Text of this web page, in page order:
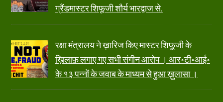
ग्रैंडमास्टर शिफूजी शौर्य भारद्वाज से.
रक्षा मंत्रालय ने ख़ारिज किए मास्टर शिफूजी के
ख़िलाफ़ लगाए गए सभी संगीन आरोप । आर॰टी॰आई॰
के १३ पन्नों के जवाब के माध्यम से हुआ ख़ुलासा ।